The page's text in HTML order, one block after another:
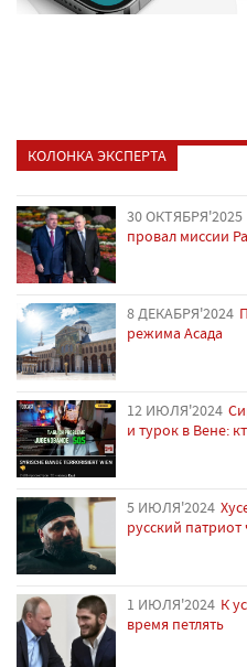
КОЛОНКА ЭКСПЕРТА
30 ОКТЯБРЯ'2025
провал миссии
8 ДЕКАБРЯ'2024
режима Асада
12 ИЮЛЯ'2024
и турок в Вене:
5 ИЮЛЯ'2024
русский
1 ИЮЛЯ'2024 К
время петлять